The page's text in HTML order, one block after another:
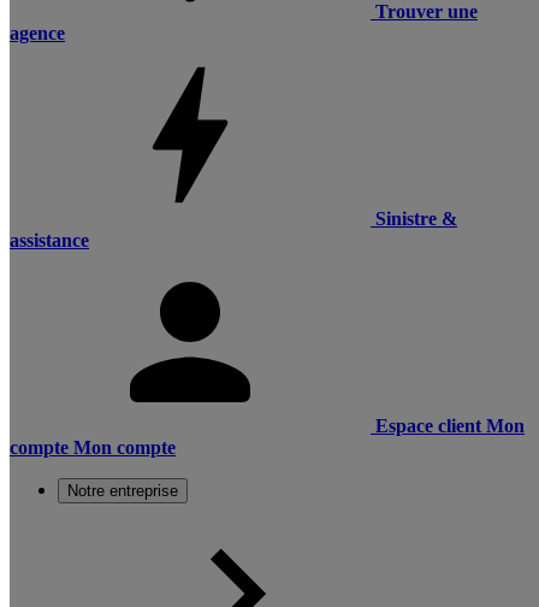
Trouver une
agence
Sinistre &
assistance
Espace client Mon
compte Mon compte
Notre entreprise